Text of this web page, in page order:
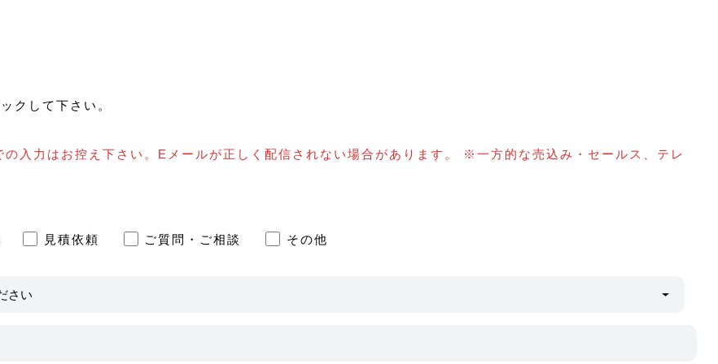
クして下さい。
入力はお控え下さい。Eメールが正しく配信されない場合があります。 ※一方的な売込み・セールス、テレ
見積依頼 ご質問・ご相談 その他